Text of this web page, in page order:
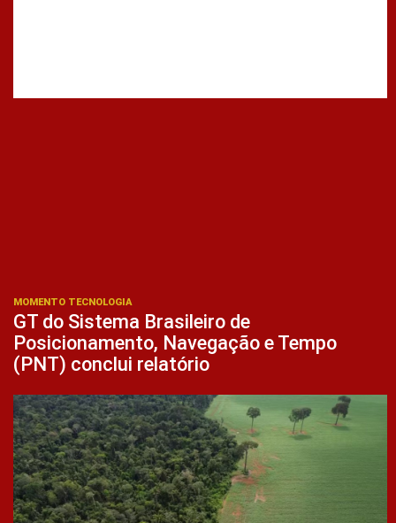
MOMENTO TECNOLOGIA
GT do Sistema Brasileiro de
Posicionamento, Navegação e Tempo
(PNT) conclui relatório